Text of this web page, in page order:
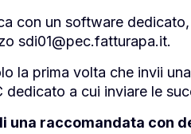
con un software
sdi01@pec.fatturapa.it.
la prima volta che invii
a cui inviare le
una raccomandata con